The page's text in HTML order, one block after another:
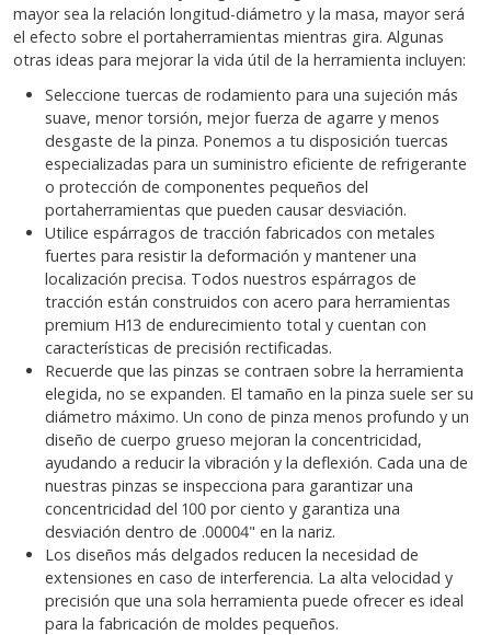
mayor sea la relación longitud-diámetro y la masa, mayor será
el efecto sobre el portaherramientas mientras gira. Algunas
otras ideas para mejorar la vida útil de la herramienta incluyen:
Seleccione tuercas de rodamiento para una sujeción más
suave, menor torsión, mejor fuerza de agarre y menos
desgaste de la pinza. Ponemos a tu disposición tuercas
especializadas para un suministro eficiente de refrigerante
o protección de componentes pequeños del
portaherramientas que pueden causar desviación.
Utilice espárragos de tracción fabricados con metales
fuertes para resistir la deformación y mantener una
localización precisa. Todos nuestros espárragos de
tracción están construidos con acero para herramientas
premium H13 de endurecimiento total y cuentan con
características de precisión rectificadas.
Recuerde que las pinzas se contraen sobre la herramienta
elegida, no se expanden. El tamaño en la pinza suele ser su
diámetro máximo. Un cono de pinza menos profundo y un
diseño de cuerpo grueso mejoran la concentricidad,
ayudando a reducir la vibración y la deflexión. Cada una de
nuestras pinzas se inspecciona para garantizar una
concentricidad del 100 por ciento y garantiza una
desviación dentro de .00004" en la nariz.
Los diseños más delgados reducen la necesidad de
extensiones en caso de interferencia. La alta velocidad y
precisión que una sola herramienta puede ofrecer es ideal
para la fabricación de moldes pequeños.